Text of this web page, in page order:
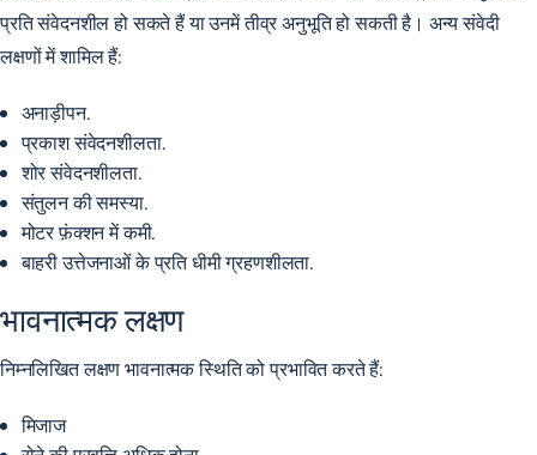
प्रति संवेदनशील हो सकते हैं या उनमें तीव्र अनुभूति हो सकती है। अन्य संवेदी
लक्षणों में शामिल हैं:
अनाड़ीपन.
प्रकाश संवेदनशीलता.
शोर संवेदनशीलता.
संतुलन की समस्या.
मोटर फ़ंक्शन में कमी.
बाहरी उत्तेजनाओं के प्रति धीमी ग्रहणशीलता.
भावनात्मक लक्षण
निम्नलिखित लक्षण भावनात्मक स्थिति को प्रभावित करते हैं:
मिजाज